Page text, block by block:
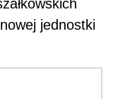
jednostki